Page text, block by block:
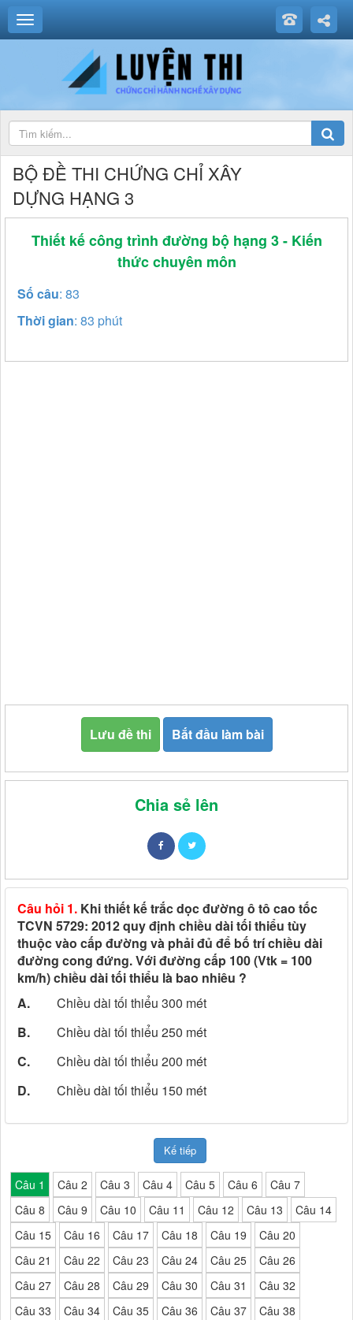
BỘ ĐỀ THI CHỨNG CHỈ XÂY
DỰNG HẠNG 3
Thiết kế công trình đường bộ hạng 3 - Kiến
thức chuyên môn
Số câu: 83
Thời gian: 83 phút
Lưu đề thi Bắt đầu làm bài
Chia sẻ lên
Câu hỏi 1. Khi thiết kế trắc dọc đường ô tô cao tốc
TCVN 5729: 2012 quy định chiều dài tối thiểu tùy
thuộc vào cấp đường và phải đủ để bố trí chiều dài
đường cong đứng. Với đường cấp 100 (Vtk = 100
km/h) chiều dài tối thiểu là bao nhiêu ?
A.
Chiều dài tối thiểu 300 mét
B.
Chiều dài tối thiểu 250 mét
C.
Chiều dài tối thiểu 200 mét
D.
Chiều dài tối thiểu 150 mét
Kế tiếp
Câu 1 Câu 2 Câu 3 Câu 4 Câu 5 Câu 6
Câu 7
Câu 8
Câu 9 Câu 10 Câu 11 Câu 12 Câu 13
Câu 14
Câu 15
Câu 16 Câu 17 Câu 18 Câu 19
Câu 20
Câu 21
Câu 22 Câu 23 Câu 24 Câu 25
Câu 26
Câu 27
Câu 28 Câu 29 Câu 30 Câu 31
Câu 32
Câu 33
Câu 34 Câu 35 Câu 36 Câu 37
Câu 38